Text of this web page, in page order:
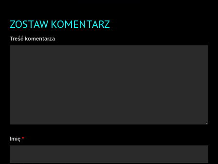
ZOSTAW KOMENTARZ
Treść komentarza
Imię *